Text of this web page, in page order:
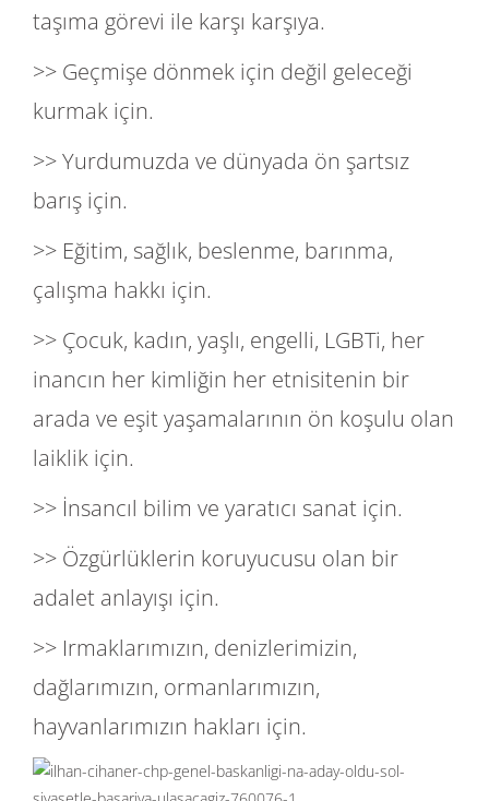
taşıma görevi ile karşı karşıya.
>> Geçmişe dönmek için değil geleceği
kurmak için.
>> Yurdumuzda ve dünyada ön şartsız
barış için.
>> Eğitim, sağlık, beslenme, barınma,
çalışma hakkı için.
>> Çocuk, kadın, yaşlı, engelli, LGBTi, her
inancın her kimliğin her etnisitenin bir
arada ve eşit yaşamalarının ön koşulu olan
laiklik için.
>> İnsancıl bilim ve yaratıcı sanat için.
>> Özgürlüklerin koruyucusu olan bir
adalet anlayışı için.
>> Irmaklarımızın, denizlerimizin,
dağlarımızın, ormanlarımızın,
hayvanlarımızın hakları için.